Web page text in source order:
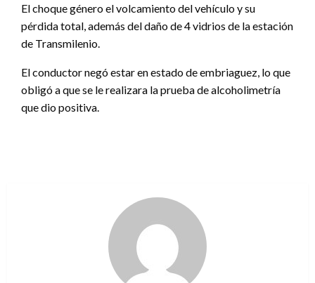
El choque género el volcamiento del vehículo y su
pérdida total, además del daño de 4 vidrios de la estación
de Transmilenio.
El conductor negó estar en estado de embriaguez, lo que
obligó a que se le realizara la prueba de alcoholimetría
que dio positiva.